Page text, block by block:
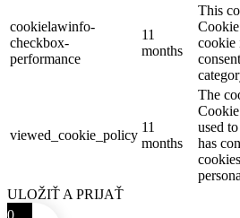
cookielawinfo-
checkbox-
performance
11
months
This
cookie
viewed_cookie_policy
11
months
The
used
has
ULOŽIŤ A PRIJAŤ